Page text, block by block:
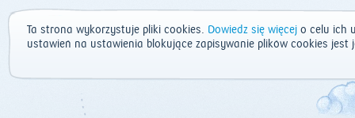
Ta strona wykorzystuje pliki cookies. Dowiedz się więcej o celu ich
ustawień na ustawienia blokujące zapisywanie plików cookies